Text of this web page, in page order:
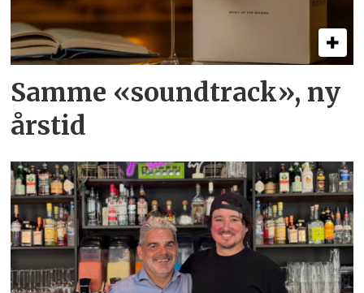
Samme «soundtrack», ny
årstid